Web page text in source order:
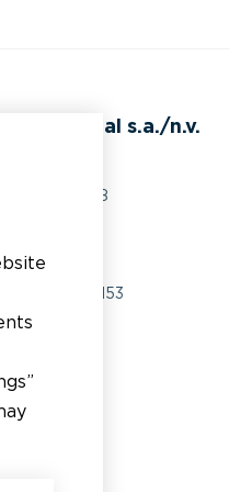
s.a./n.v.
du Tronquoy, 8
BE0414.592.153